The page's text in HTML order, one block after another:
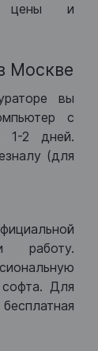
цены и
Москве
вы
с
1-2 дней.
(для
работу.
Для